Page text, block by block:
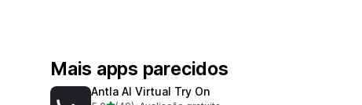
Mais apps parecidos
Antla AI Virtual Try On